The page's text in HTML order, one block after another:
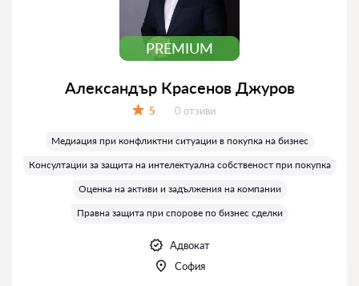
PREMIUM
Александър Красенов Джуров
5 Отзиви:
0 отзиви
Медиация при конфликтни ситуации в покупка на бизнес
Консултации за защита на интелектуална собственост при покупка
Оценка на активи и задължения на компании
Правна защита при спорове по бизнес сделки
Адвокат
София